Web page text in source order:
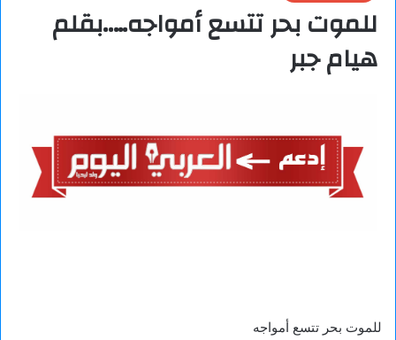
للموت بحر تتسع أمواجه…..بقلم
هيام جبر
للموت بحر تتسع أمواجه